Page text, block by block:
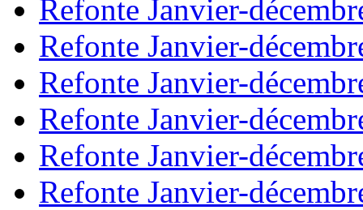
Refonte Janvier-
Refonte Janvier-
Refonte Janvier-
Refonte Janvier-
Refonte Janvier-
Refonte Janvier-